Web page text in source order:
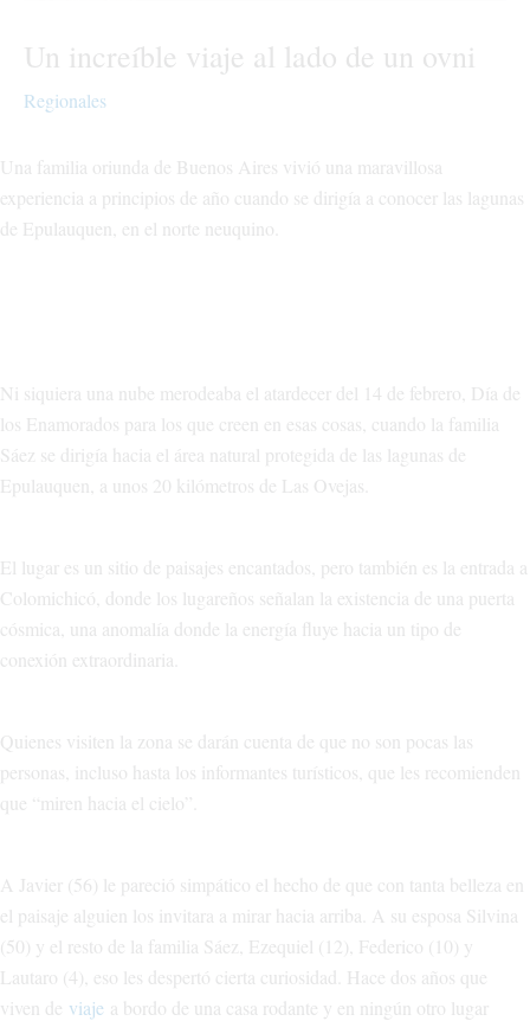
Un increíble viaje al lado de un ovni
Regionales
Una familia oriunda de Buenos Aires vivió una maravillosa
experiencia a principios de año cuando se dirigía a conocer las lagunas
de Epulauquen, en el norte neuquino.
Ni siquiera una nube merodeaba el atardecer del 14 de febrero, Día de
los Enamorados para los que creen en esas cosas, cuando la familia
Sáez se dirigía hacia el área natural protegida de las lagunas de
Epulauquen, a unos 20 kilómetros de Las Ovejas.
El lugar es un sitio de paisajes encantados, pero también es la entrada a
Colomichicó, donde los lugareños señalan la existencia de una puerta
cósmica, una anomalía donde la energía fluye hacia un tipo de
conexión extraordinaria.
Quienes visiten la zona se darán cuenta de que no son pocas las
personas, incluso hasta los informantes turísticos, que les recomienden
que “miren hacia el cielo”.
A Javier (56) le pareció simpático el hecho de que con tanta belleza en
el paisaje alguien los invitara a mirar hacia arriba. A su esposa Silvina
(50) y el resto de la familia Sáez, Ezequiel (12), Federico (10) y
Lautaro (4), eso les despertó cierta curiosidad. Hace dos años que
viven de viaje a bordo de una casa rodante y en ningún otro lugar